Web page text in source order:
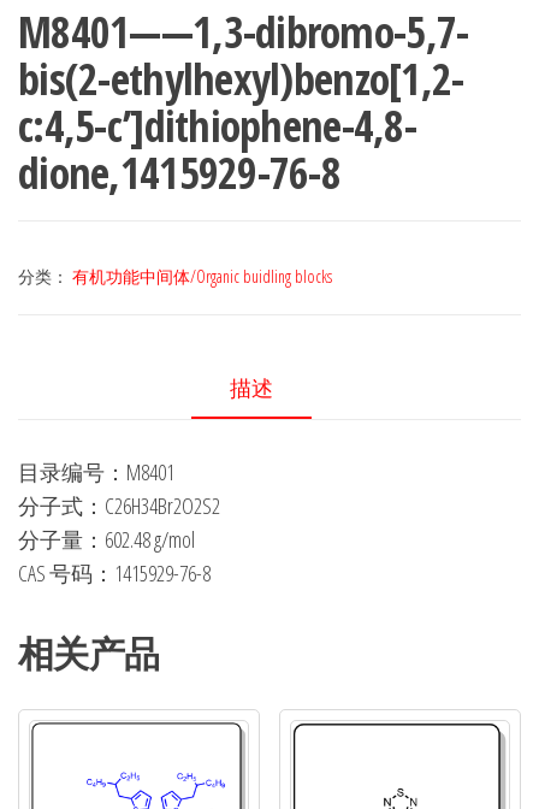
M8401——1,3-dibromo-5,7-
bis(2-ethylhexyl)benzo[1,2-
c:4,5-c’]dithiophene-4,8-
dione,1415929-76-8
分类： 有机功能中间体/Organic buidling blocks
描述
目录编号：M8401
分子式：C26H34Br2O2S2
分子量：602.48 g/mol
CAS 号码：1415929-76-8
相关产品